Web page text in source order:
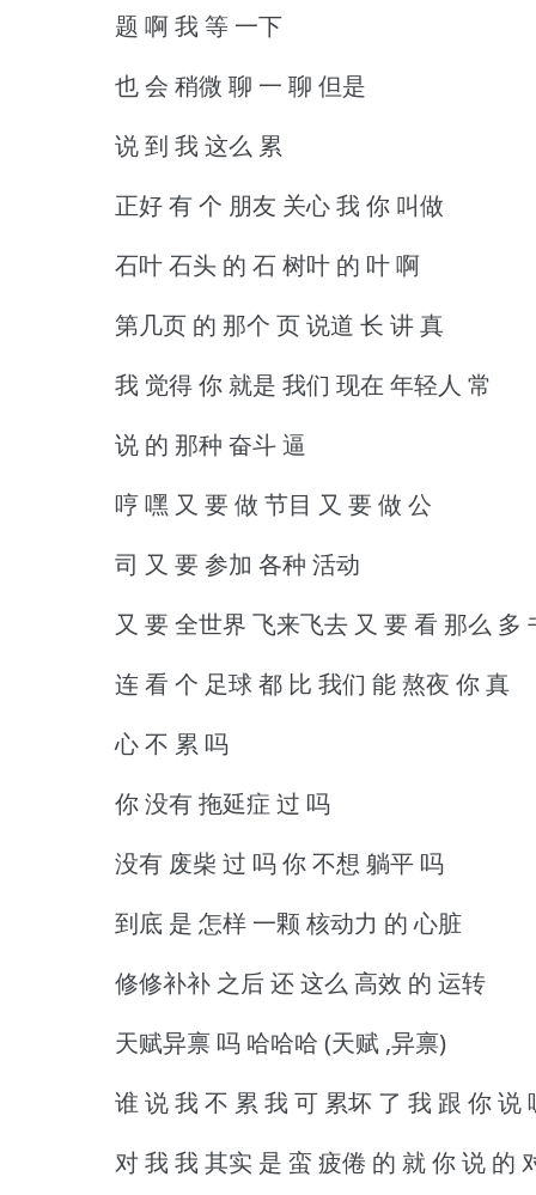
题 啊 我 等 一下
也 会 稍微 聊 一 聊 但是
说 到 我 这么 累
正好 有 个 朋友 关心 我 你 叫做
石叶 石头 的 石 树叶 的 叶 啊
第几页 的 那个 页 说道 长 讲 真
我 觉得 你 就是 我们 现在 年轻人 常
说 的 那种 奋斗 逼
哼 嘿 又 要 做 节目 又 要 做 公
司 又 要 参加 各种 活动
又 要 全世界 飞来飞去 又 要 看 那么 多
连 看 个 足球 都 比 我们 能 熬夜 你 真
心 不 累 吗
你 没有 拖延症 过 吗
没有 废柴 过 吗 你 不想 躺平 吗
到底 是 怎样 一颗 核动力 的 心脏
修修补补 之后 还 这么 高效 的 运转
天赋异禀 吗 哈哈哈 (天赋 ,异禀)
谁 说 我 不 累 我 可 累坏 了 我 跟 你 说
对 我 我 其实 是 蛮 疲倦 的 就 你 说 的